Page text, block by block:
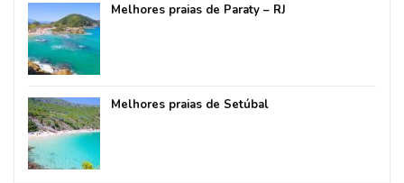
Melhores praias de Paraty – RJ
Melhores praias de Setúbal